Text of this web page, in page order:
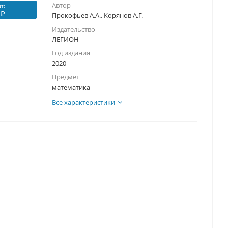
Автор
Прокофьев А.А., Корянов А.Г.
Издательство
ЛЕГИОН
Год издания
2020
Предмет
математика
Все характеристики